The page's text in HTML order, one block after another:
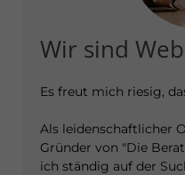
Wir sind
Es freut mich riesig,
Als leidenschaftlicher
Gründer von "Die
ich ständig auf der